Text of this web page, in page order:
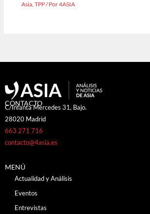
Asia,TPP/ Por4ASIA
CONTACTO
C/Infanta Mercedes 31, Bajo.
28020 Madrid
663 271 716
contacto@4asia.es
MENÚ
Actualidad y Análisis
Eventos
Entrevistas